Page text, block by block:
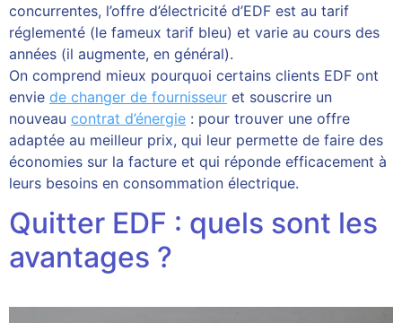
concurrentes, l’offre d’électricité d’EDF est au tarif
réglementé (le fameux tarif bleu) et varie au cours des
années (il augmente, en général).
On comprend mieux pourquoi certains clients EDF ont
envie de changer de fournisseur et souscrire un
nouveau contrat d’énergie : pour trouver une offre
adaptée au meilleur prix, qui leur permette de faire des
économies sur la facture et qui réponde efficacement à
leurs besoins en consommation électrique.
Quitter EDF : quels sont les
avantages ?